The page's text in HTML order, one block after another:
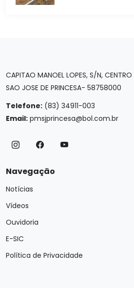
CAPITAO MANOEL LOPES, S/N, CENTRO
SAO JOSE DE PRINCESA- 58758000
Telefone: (83) 34911-003
Email: pmsjprincesa@bol.com.br
Navegação
Notícias
Vídeos
Ouvidoria
E-SIC
Política de Privacidade